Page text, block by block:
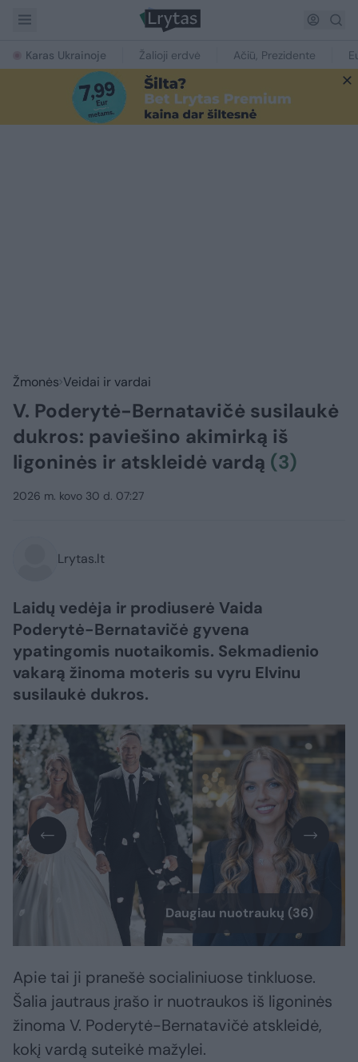
Karas Ukrainoje Žalioji erdvė Ačiū, Prezidente
Žmonės Veidai ir vardai
V. Poderytė-Bernatavičė susilaukė
dukros: paviešino akimirką iš
ligoninės ir atskleidė vardą (3)
2026 m. kovo 30 d. 07:27
Lrytas.lt
Laidų vedėja ir prodiuserė Vaida
Poderytė-Bernatavičė gyvena
ypatingomis nuotaikomis. Sekmadienio
vakarą žinoma moteris su vyru Elvinu
susilaukė dukros.
Daugiau nuotraukų (36)
Apie tai ji pranešė socialiniuose tinkluose.
Šalia jautraus įrašo ir nuotraukos iš ligoninės
žinoma V. Poderytė-Bernatavičė atskleidė,
kokį vardą suteikė mažylei.